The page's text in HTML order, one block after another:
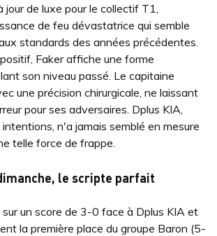
jour de luxe pour le collectif T1,
de feu dévastatrice qui semble
standards des années précédentes.
Faker affiche une forme
son niveau passé. Le capitaine
une précision chirurgicale, ne laissant
pour ses adversaires. Dplus KIA,
n'a jamais semblé en mesure
telle force de frappe.
le scripte parfait
un score de 3-0 face à Dplus KIA et
la première place du groupe Baron (5-